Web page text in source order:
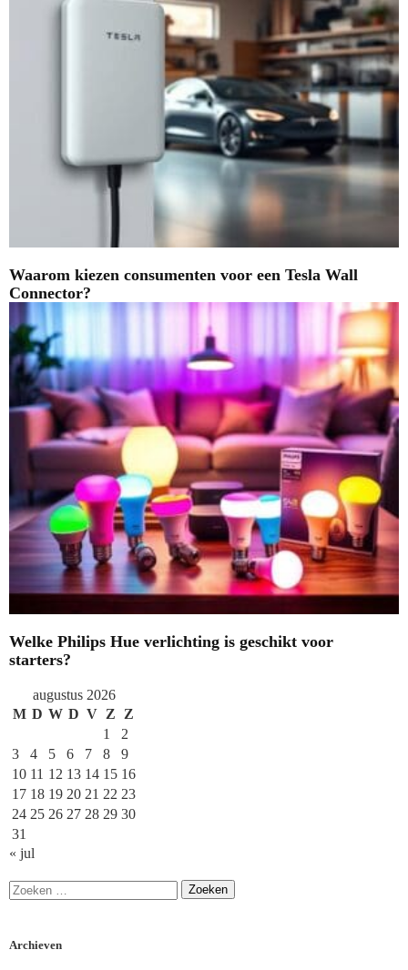
Waarom kiezen consumenten voor een Tesla Wall
Connector?
Welke Philips Hue verlichting is geschikt voor
starters?
augustus 2026
M D W D V Z
Z
1
2
3
4 5 6 7 8
9
10 11 12 13 14 15 16
17 18 19 20 21 22 23
24 25 26 27 28 29 30
31
« jul
Archieven